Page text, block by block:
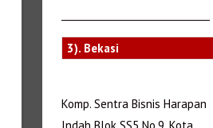
3). Bekasi
Komp. Sentra Bisnis Harapan